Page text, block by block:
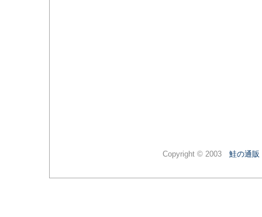
Copyright © 2003 鮭の通販